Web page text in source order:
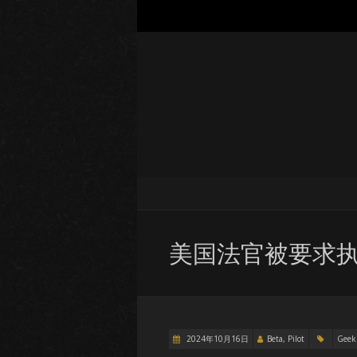
美国法官被要求
2024年10月16日 Beta, Pilot